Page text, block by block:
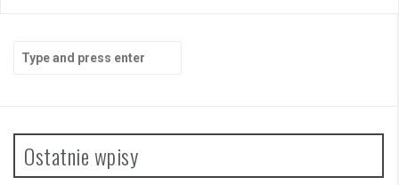
for:
Ostatnie wpisy